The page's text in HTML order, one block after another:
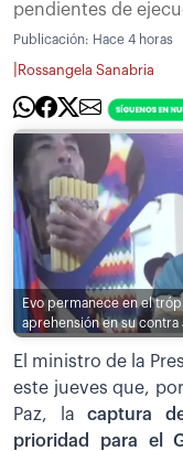
pendientes de
Publicación: Hace 4 horas
Rossangela Sanabria
Evo permanece en el
aprehensión en su contra
El ministro de la
este jueves que,
Paz, lacaptura
prioridad para el